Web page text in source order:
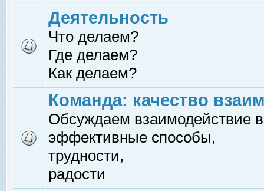
Деятельность
Что делаем?
Где делаем?
Как делаем?
Команда: качество
Обсуждаем взаимодействие
эффективные способы,
трудности,
радости